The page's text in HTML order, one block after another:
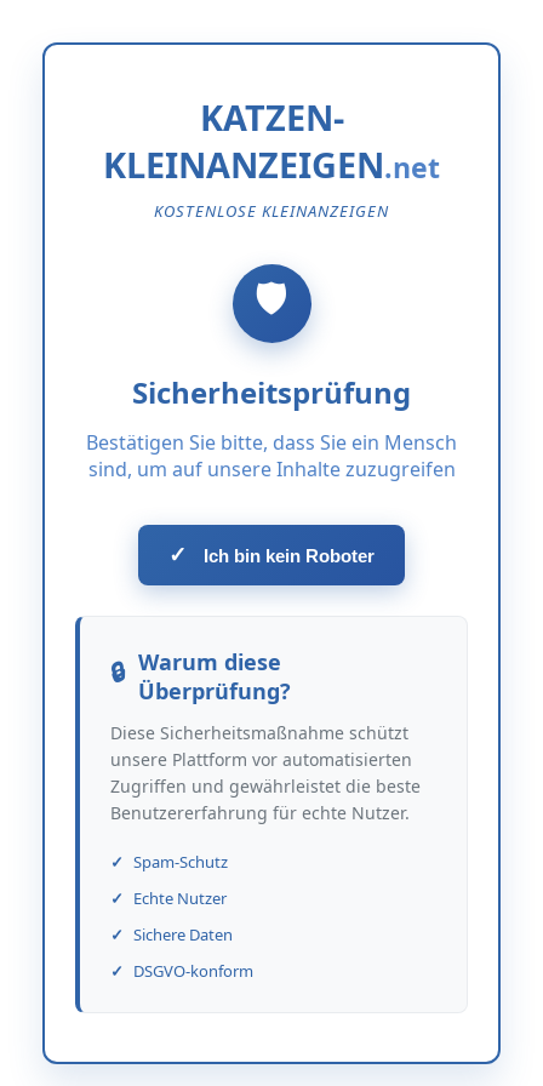
KATZEN-
KLEINANZEIGEN
KOSTENLOSE KLEINANZEIGEN
Sicherheitsprüfung
Bestätigen Sie bitte, dass Sie ein Mensch
sind, um auf unsere Inhalte zuzugreifen
✓ Ich bin kein Roboter
Warum diese
Überprüfung?
Diese Sicherheitsmaßnahme schützt
unsere Plattform vor automatisierten
Zugriffen und gewährleistet die beste
Benutzererfahrung für echte Nutzer.
Spam-Schutz
Echte Nutzer
Sichere Daten
DSGVO-konform